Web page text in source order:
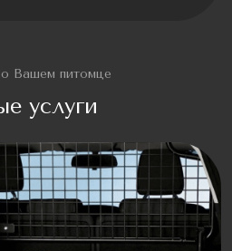
Вашем питомце
услуги